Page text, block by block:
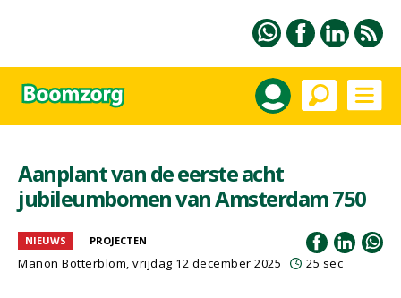
Aanplant van de eerste acht
jubileumbomen van Amsterdam 750
NIEUWS PROJECTEN
Manon Botterblom, vrijdag 12 december 2025 25 sec